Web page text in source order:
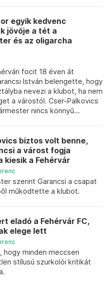
egyik kedvenc
jövője a tét a
és az oligarcha
focit 18 éven át
István belengette, hogy
nevezi a klubot, ha nem
a várostól. Cser-Palkovics
nincs könnyű...
biztos volt benne,
a várost fogja
kiesik a Fehérvár
szerint Garancsi a csapat
működtette a klubot.
eladó a Fehérvár FC,
elege lett
hogy minden meccsen
stílusú szurkolói kritikát